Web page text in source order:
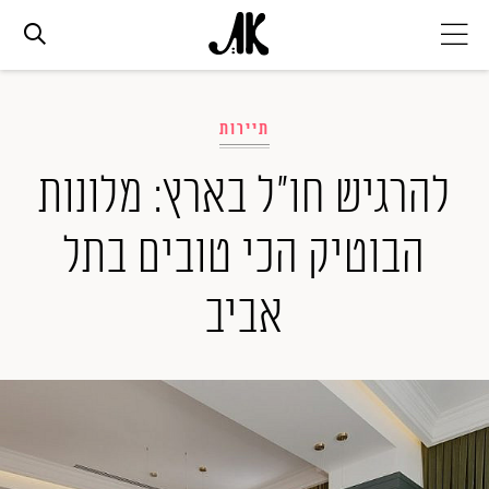
אופנה
ביוטי
סלבס
ערוצים נוספים
המגזין
תיירות
להרגיש חו"ל בארץ: מלונות
הבוטיק הכי טובים בתל
אביב